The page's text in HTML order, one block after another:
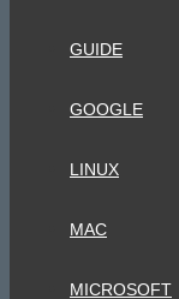
GUIDE
GOOGLE
LINUX
MAC
MICROSOFT